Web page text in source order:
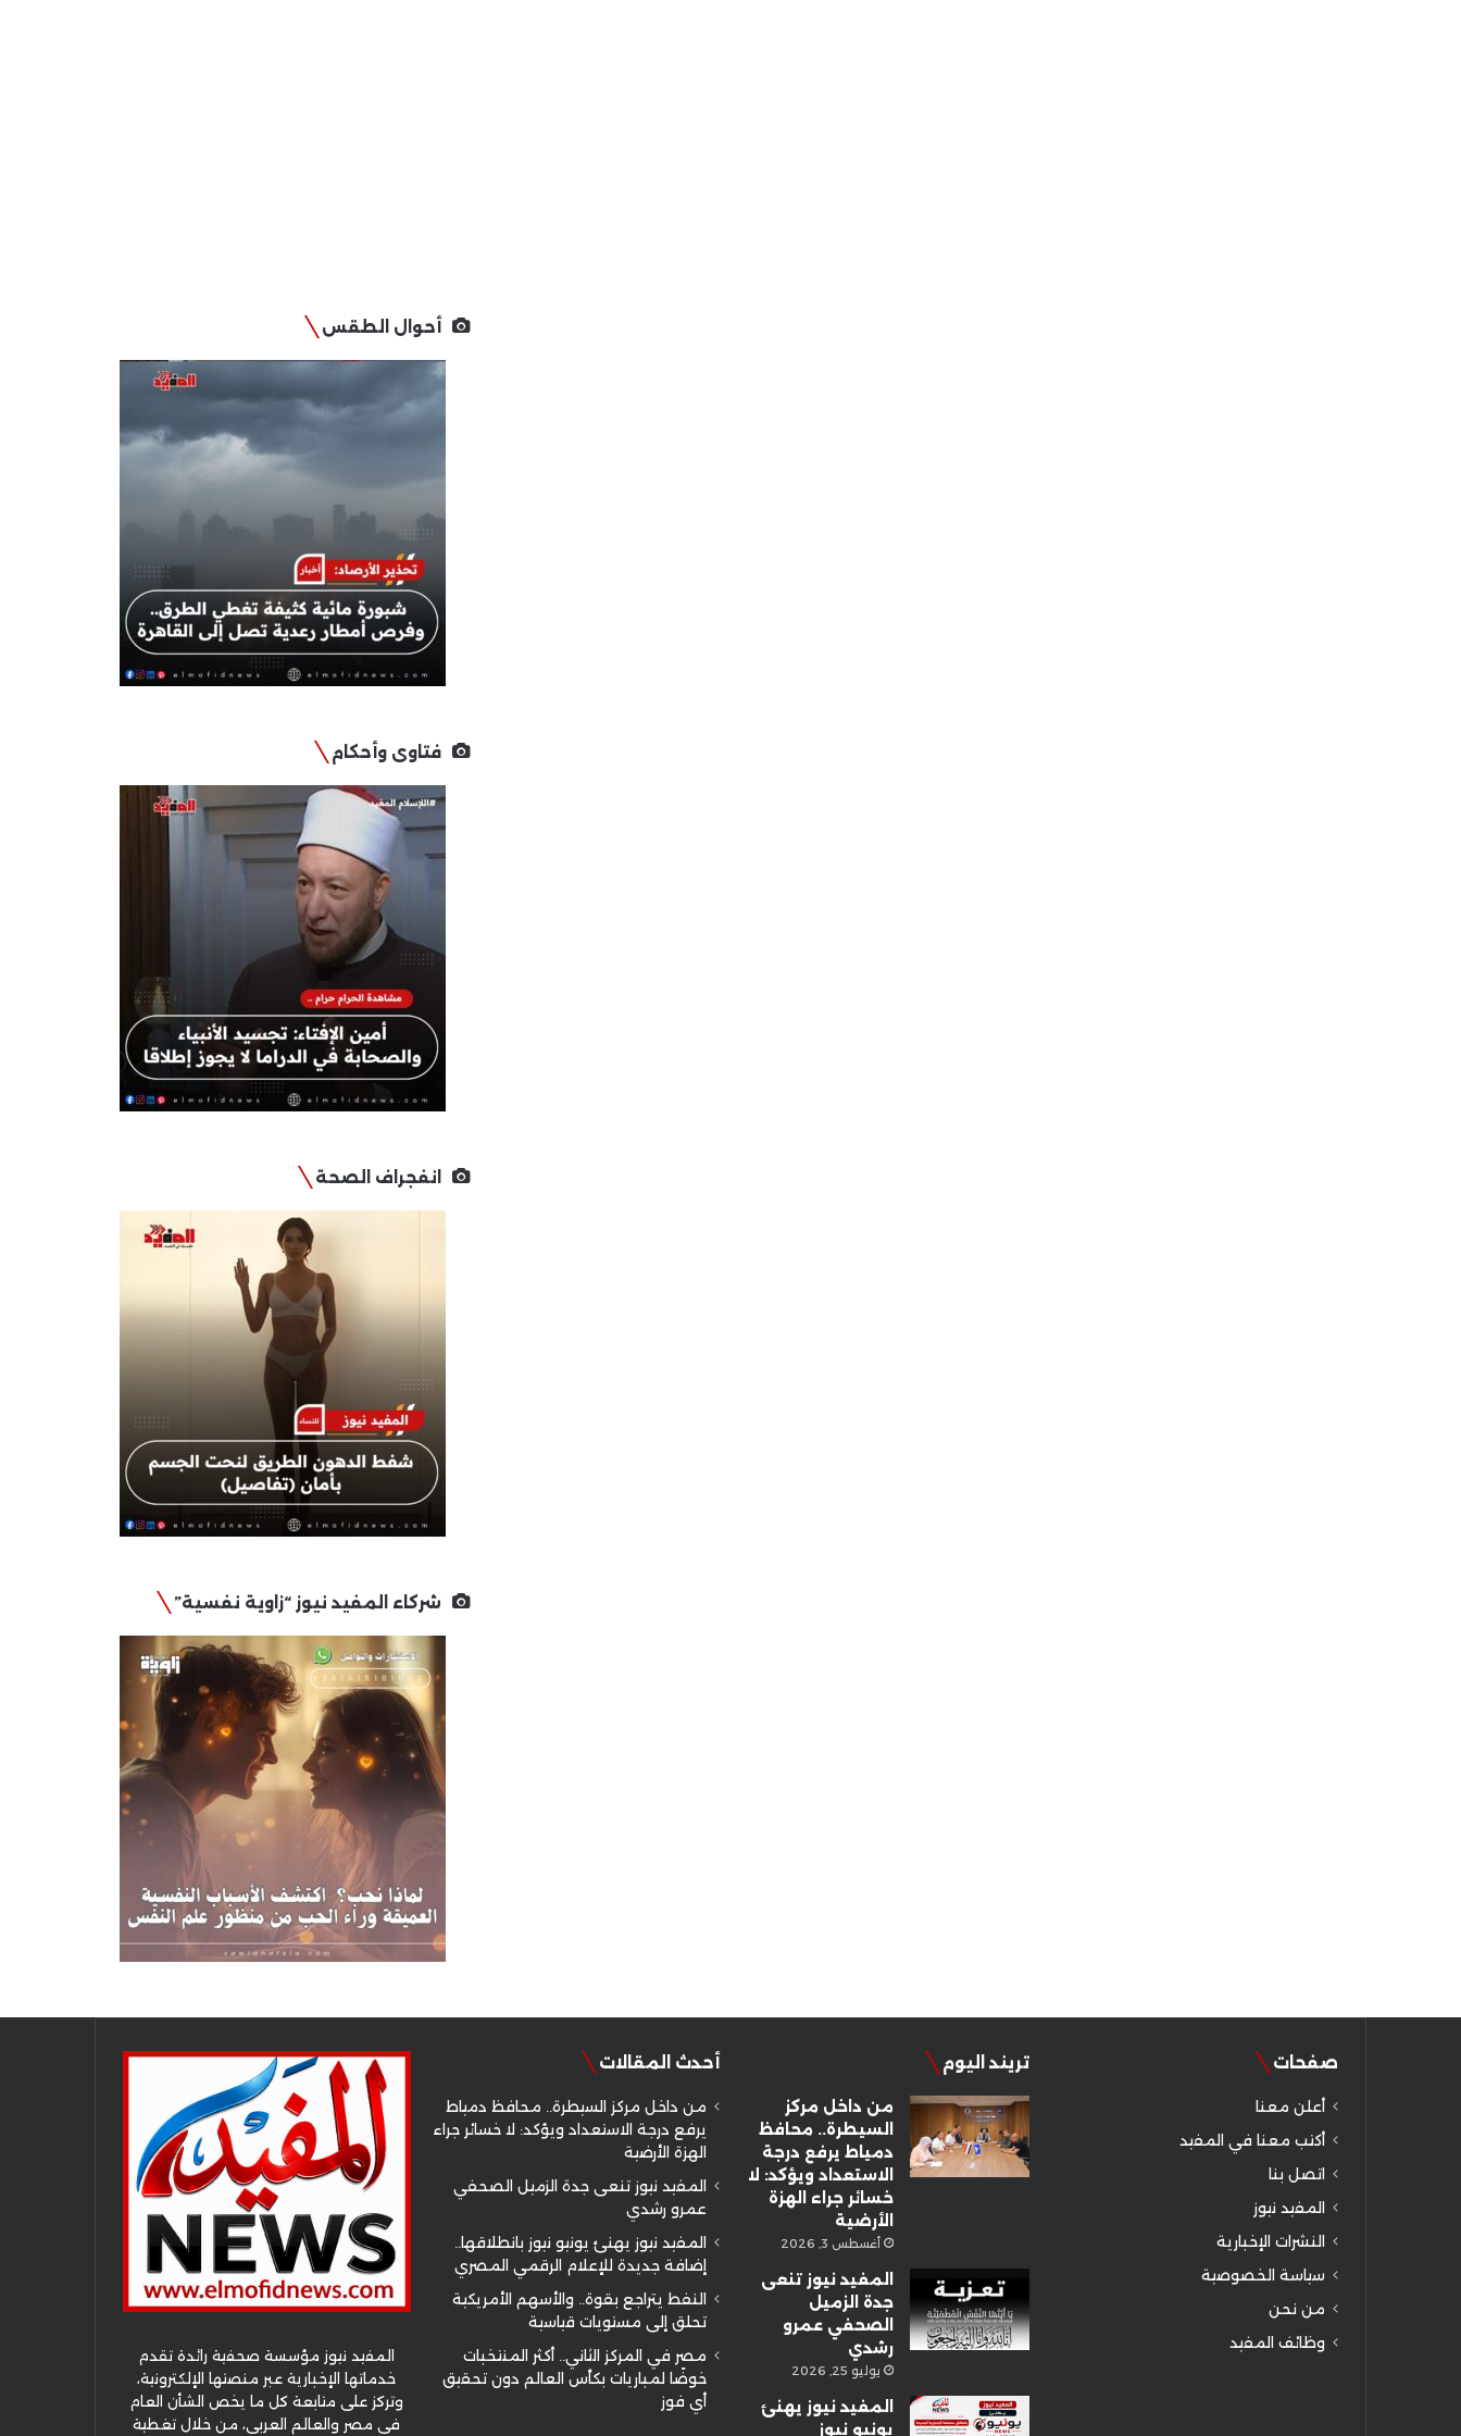
أحوال الطقس
فتاوى وأحكام
انفجراف الصحة
شركاء المفيد نيوز “زاوية نفسية”
صفحات
أعلن معنا
أكتب معنا في المفيد
اتصل بنا
المفيد نيوز
النشرات الإخبارية
سياسة الخصوصية
من نحن
وظائف المفيد
تريند اليوم
من داخل مركز
السيطرة.. محافظ
دمياط يرفع درجة
الاستعداد ويؤكد: لا
خسائر جراء الهزة
الأرضية
أغسطس 3, 2026
المفيد نيوز تنعى
جدة الزميل
الصحفي عمرو
رشدي
يوليو 25, 2026
المفيد نيوز يهنئ
يونيو نيوز
أحدث المقالات
من داخل مركز السيطرة.. محافظ دمياط
يرفع درجة الاستعداد ويؤكد: لا خسائر جراء
الهزة الأرضية
المفيد نيوز تنعى جدة الزميل الصحفي
عمرو رشدي
المفيد نيوز يهنئ يونيو نيوز بانطلاقها..
إضافة جديدة للإعلام الرقمي المصري
النفط يتراجع بقوة.. والأسهم الأمريكية
تحلق إلى مستويات قياسية
مصر في المركز الثاني.. أكثر المنتخبات
خوضًا لمباريات بكأس العالم دون تحقيق
أي فوز
المفيد نيوز مؤسسة صحفية رائدة تقدم
خدماتها الإخبارية عبر منصتها الإلكترونية،
وتركز على متابعة كل ما يخص الشأن العام
في مصر والعالم العربي، من خلال تغطية